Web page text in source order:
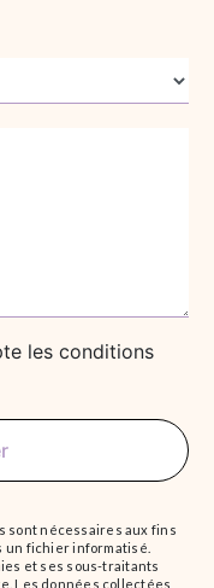
les conditions
sont nécessaires aux fins
un fichier informatisé.
et ses sous-traitants
Les données collectées